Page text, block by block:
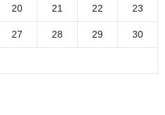
20 21 22 23
27 28 29 30